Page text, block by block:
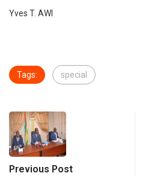
Yves T. AWI
Tags: special
Previous Post